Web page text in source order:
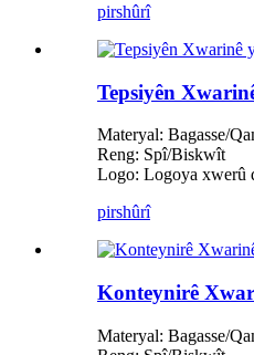
pirshûrî
Tepsiyên
Materyal: Bagasse/
Reng: Spî/Biskwît
Logo: Logoya xwerû
pirshûrî
Konteynirê
Materyal: Bagasse/